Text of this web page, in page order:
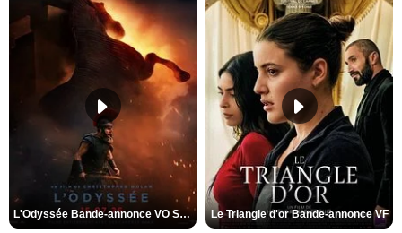
L'Odyssée Bande-annonce VO STFR Le Triangle d'or Bande-annonce VF